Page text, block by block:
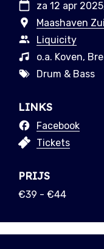
za 12 apr
Maashaven
Liquicity
o.a. Koven,
Drum & Bass
LINKS
Facebook
Tickets
PRIJS
€39 - €44